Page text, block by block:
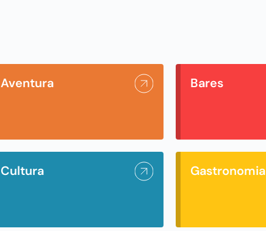
Aventura Bares
Cultura Gastronomia